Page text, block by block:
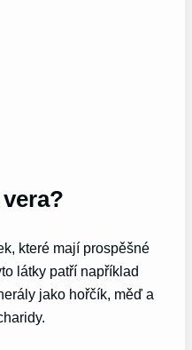
které mají prospěšné
látky patří například
jako hořčík, měď a